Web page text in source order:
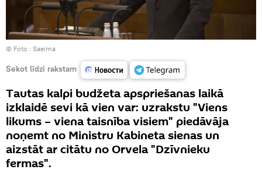
© Foto : Saeima
Sekot līdzi rakstam
Tautas kalpi budžeta apspriešanas laikā
izklaidē sevi kā vien var: uzrakstu "Viens
likums – viena taisnība visiem" piedāvāja
noņemt no Ministru Kabineta sienas un
aizstāt ar citātu no Orvela "Dzīvnieku
fermas".